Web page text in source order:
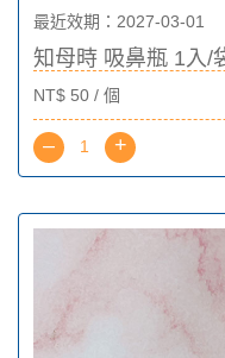
最近效期：2027-03-01
知母時 吸鼻瓶 1入/
NT$ 50 / 個
– +